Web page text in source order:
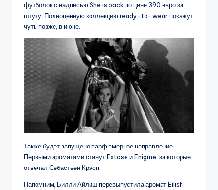
футболок с надписью She is back по цене 390 евро за
штуку. Полноценную коллекцию ready-to-wear покажут
чуть позже, в июне.
Также будет запущено парфюмерное направление.
Первыми ароматами станут Extase и Enigme, за которые
отвечал Себастьен Крэсп.
Напомним, Билли Айлиш перевыпустила аромат Eilish